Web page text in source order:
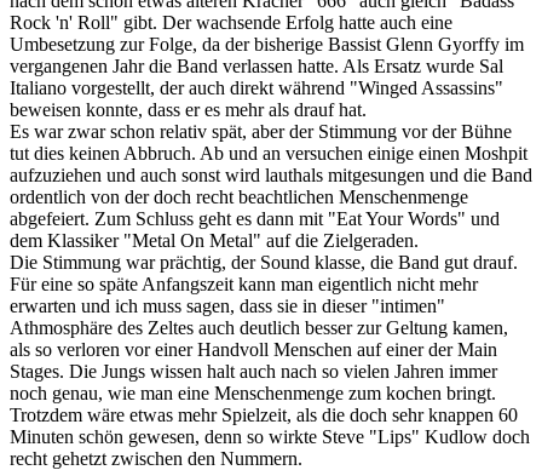
Rock 'n' Roll" gibt. Der wachsende Erfolg hatte auch eine
Umbesetzung zur Folge, da der bisherige Bassist Glenn Gyorffy im
vergangenen Jahr die Band verlassen hatte. Als Ersatz wurde Sal
Italiano vorgestellt, der auch direkt während "Winged Assassins"
beweisen konnte, dass er es mehr als drauf hat.
Es war zwar schon relativ spät, aber der Stimmung vor der Bühne
tut dies keinen Abbruch. Ab und an versuchen einige einen Moshpit
aufzuziehen und auch sonst wird lauthals mitgesungen und die Band
ordentlich von der doch recht beachtlichen Menschenmenge
abgefeiert. Zum Schluss geht es dann mit "Eat Your Words" und
dem Klassiker "Metal On Metal" auf die Zielgeraden.
Die Stimmung war prächtig, der Sound klasse, die Band gut drauf.
Für eine so späte Anfangszeit kann man eigentlich nicht mehr
erwarten und ich muss sagen, dass sie in dieser "intimen"
Athmosphäre des Zeltes auch deutlich besser zur Geltung kamen,
als so verloren vor einer Handvoll Menschen auf einer der Main
Stages. Die Jungs wissen halt auch nach so vielen Jahren immer
noch genau, wie man eine Menschenmenge zum kochen bringt.
Trotzdem wäre etwas mehr Spielzeit, als die doch sehr knappen 60
Minuten schön gewesen, denn so wirkte Steve "Lips" Kudlow doch
recht gehetzt zwischen den Nummern.